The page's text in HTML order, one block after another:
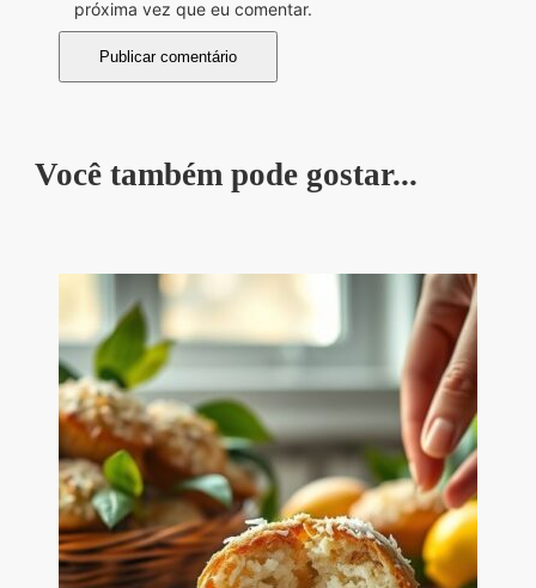
próxima vez que eu comentar.
Você também pode gostar...